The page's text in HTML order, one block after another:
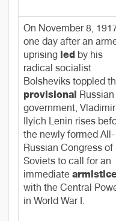
On November 8,
one day after an
uprising led by his
radical socialist
Bolsheviks toppled
provisional
Russian
government, Vladimir
Ilyich Lenin rises
the newly formed All-
Russian Congress of
Soviets to call for an
immediate
with the Central
in World War I.